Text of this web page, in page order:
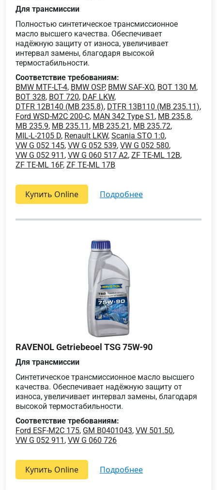
Для трансмиссии
Полностью синтетическое трансмиссионное
масло высшего качества. Обеспечивает
надёжную защиту от износа, увеличивает
интервал замены, благодаря высокой
термостабильности.
Соответствие требованиям:
BMW MTF-LT-4, BMW OSP, BMW SAF-XO, BOT 130 M,
BOT 328, BOT 720, DAF LKW,
DTFR 12B140 (MB 235.8), DTFR 13B110 (MB 235.11),
Ford WSD-M2C 200-C, MAN 342 Type S1 , MB 235.8,
MB 235.9, MB 235.11 , MB 235.21 , MB 235.72,
MIL-L-2105 D, Renault LKW, Scania STO 1:0,
VW G 052 145, VW G 052 539, VW G 052 580,
VW G 052 911 , VW G 060 517 A2, ZF TE-ML 12B,
ZF TE-ML 16F, ZF TE-ML 17B
Купить Online подробнее
RAVENOL Getriebeoel TSG 75W-90
Для трансмиссии
Синтетическое трансмиссионное масло высшего
качества. Обеспечивает надёжную защиту от
износа, увеличивает интервал замены, благодаря
высокой термостабильности.
Соответствие требованиям:
Ford ESF-M2C 175, GM B0401043, VW 501.50,
VW G 052 911 , VW G 060 726
Купить Online подробнее